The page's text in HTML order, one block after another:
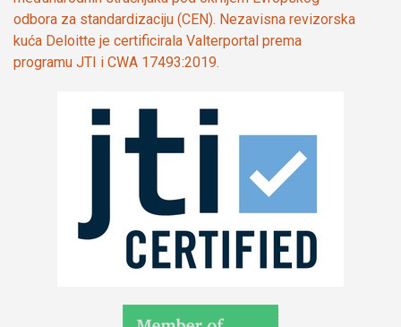
odbora za standardizaciju (CEN). Nezavisna revizorska
kuća Deloitte je certificirala Valterportal prema
programu JTI i CWA 17493:2019.